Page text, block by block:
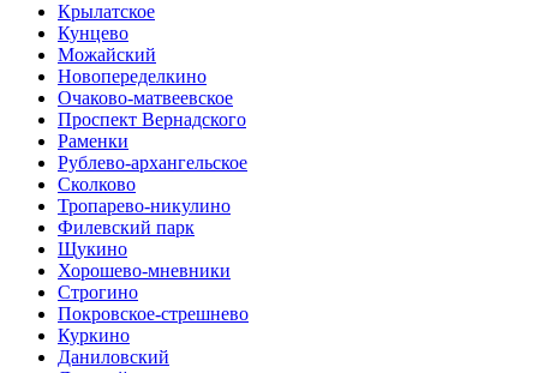
Крылатское
Кунцево
Можайский
Новопеределкино
Очаково-матвеевское
Проспект Вернадского
Раменки
Рублево-архангельское
Сколково
Тропарево-никулино
Филевский парк
Щукино
Хорошево-мневники
Строгино
Покровское-стрешнево
Куркино
Даниловский